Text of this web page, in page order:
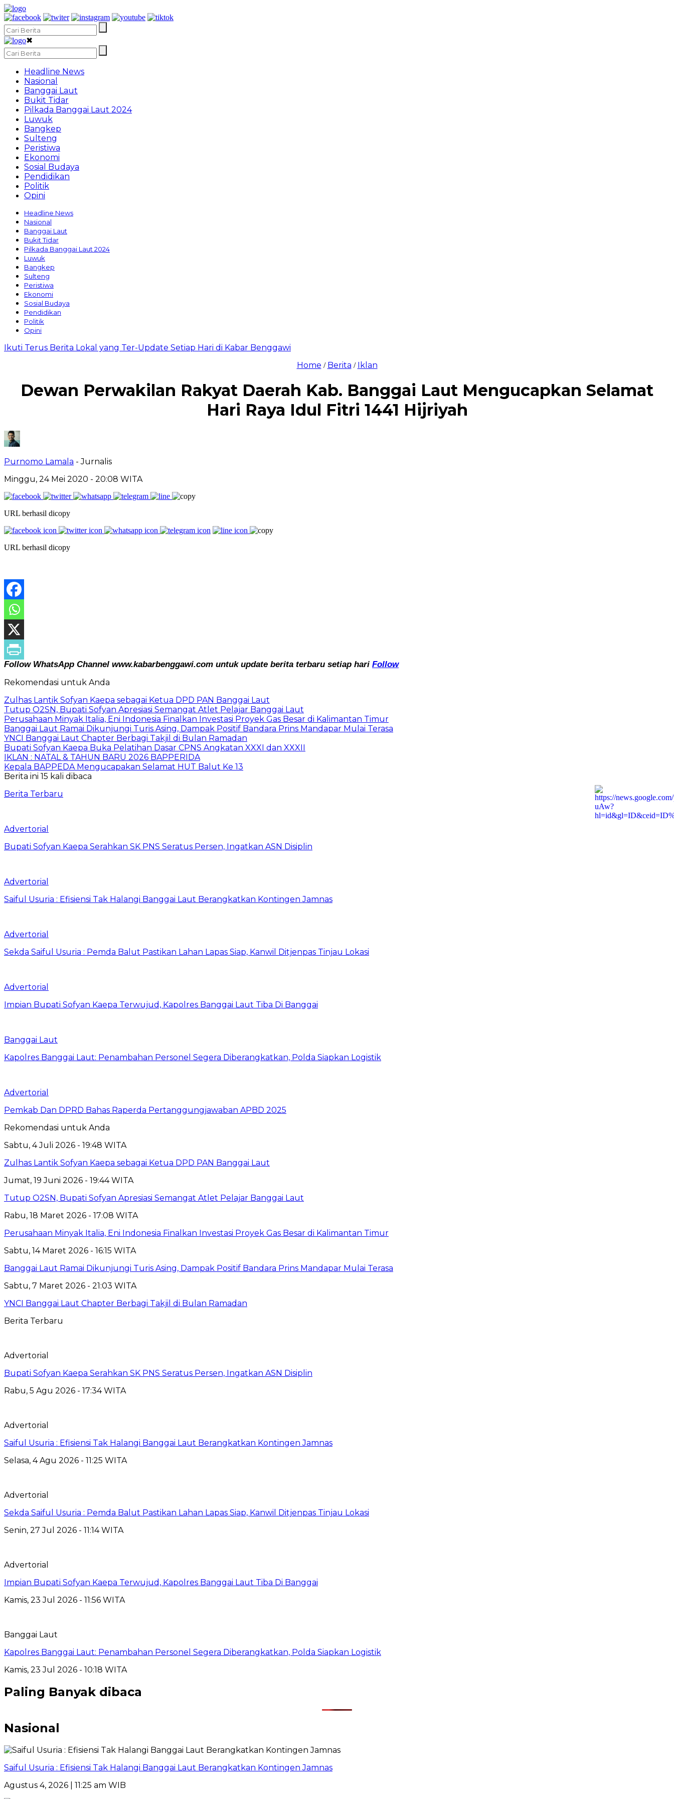
✖
Headline News
Nasional
Banggai Laut
Bukit Tidar
Pilkada Banggai Laut 2024
Luwuk
Bangkep
Sulteng
Peristiwa
Ekonomi
Sosial Budaya
Pendidikan
Politik
Opini
Headline News
Nasional
Banggai Laut
Bukit Tidar
Pilkada Banggai Laut 2024
Luwuk
Bangkep
Sulteng
Peristiwa
Ekonomi
Sosial Budaya
Pendidikan
Politik
Opini
Ikuti Terus Berita Lokal yang Ter-Update Setiap Hari di Kabar Benggawi
Home / Berita / Iklan
Dewan Perwakilan Rakyat Daerah Kab. Banggai Laut Mengucapkan Selamat
Hari Raya Idul Fitri 1441 Hijriyah
Purnomo Lamala - Jurnalis
Minggu, 24 Mei 2020 - 20:08 WITA
URL berhasil dicopy
URL berhasil dicopy
Follow WhatsApp Channel www.kabarbenggawi.com untuk update berita terbaru setiap hari Follow
Rekomendasi untuk Anda
Zulhas Lantik Sofyan Kaepa sebagai Ketua DPD PAN Banggai Laut
Tutup O2SN, Bupati Sofyan Apresiasi Semangat Atlet Pelajar Banggai Laut
Perusahaan Minyak Italia, Eni Indonesia Finalkan Investasi Proyek Gas Besar di Kalimantan Timur
Banggai Laut Ramai Dikunjungi Turis Asing, Dampak Positif Bandara Prins Mandapar Mulai Terasa
YNCI Banggai Laut Chapter Berbagi Takjil di Bulan Ramadan
Bupati Sofyan Kaepa Buka Pelatihan Dasar CPNS Angkatan XXXI dan XXXII
IKLAN : NATAL & TAHUN BARU 2026 BAPPERIDA
Kepala BAPPEDA Mengucapakan Selamat HUT Balut Ke 13
Berita ini 15 kali dibaca
Berita Terbaru
Advertorial
Bupati Sofyan Kaepa Serahkan SK PNS Seratus Persen, Ingatkan ASN Disiplin
Advertorial
Saiful Usuria : Efisiensi Tak Halangi Banggai Laut Berangkatkan Kontingen Jamnas
Advertorial
Sekda Saiful Usuria : Pemda Balut Pastikan Lahan Lapas Siap, Kanwil Ditjenpas Tinjau Lokasi
Advertorial
Impian Bupati Sofyan Kaepa Terwujud, Kapolres Banggai Laut Tiba Di Banggai
Banggai Laut
Kapolres Banggai Laut: Penambahan Personel Segera Diberangkatkan, Polda Siapkan Logistik
Advertorial
Pemkab Dan DPRD Bahas Raperda Pertanggungjawaban APBD 2025
Rekomendasi untuk Anda
Sabtu, 4 Juli 2026 - 19:48 WITA
Zulhas Lantik Sofyan Kaepa sebagai Ketua DPD PAN Banggai Laut
Jumat, 19 Juni 2026 - 19:44 WITA
Tutup O2SN, Bupati Sofyan Apresiasi Semangat Atlet Pelajar Banggai Laut
Rabu, 18 Maret 2026 - 17:08 WITA
Perusahaan Minyak Italia, Eni Indonesia Finalkan Investasi Proyek Gas Besar di Kalimantan Timur
Sabtu, 14 Maret 2026 - 16:15 WITA
Banggai Laut Ramai Dikunjungi Turis Asing, Dampak Positif Bandara Prins Mandapar Mulai Terasa
Sabtu, 7 Maret 2026 - 21:03 WITA
YNCI Banggai Laut Chapter Berbagi Takjil di Bulan Ramadan
Berita Terbaru
Advertorial
Bupati Sofyan Kaepa Serahkan SK PNS Seratus Persen, Ingatkan ASN Disiplin
Rabu, 5 Agu 2026 - 17:34 WITA
Advertorial
Saiful Usuria : Efisiensi Tak Halangi Banggai Laut Berangkatkan Kontingen Jamnas
Selasa, 4 Agu 2026 - 11:25 WITA
Advertorial
Sekda Saiful Usuria : Pemda Balut Pastikan Lahan Lapas Siap, Kanwil Ditjenpas Tinjau Lokasi
Senin, 27 Jul 2026 - 11:14 WITA
Advertorial
Impian Bupati Sofyan Kaepa Terwujud, Kapolres Banggai Laut Tiba Di Banggai
Kamis, 23 Jul 2026 - 11:56 WITA
Banggai Laut
Kapolres Banggai Laut: Penambahan Personel Segera Diberangkatkan, Polda Siapkan Logistik
Kamis, 23 Jul 2026 - 10:18 WITA
Paling Banyak dibaca
Nasional
Saiful Usuria : Efisiensi Tak Halangi Banggai Laut Berangkatkan Kontingen Jamnas
Agustus 4, 2026 | 11:25 am WIB